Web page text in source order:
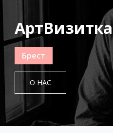
АртВизитка
Брест
О НАС